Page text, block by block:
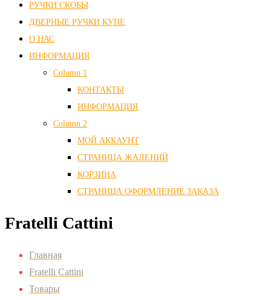
РУЧКИ СКОБЫ
ДВЕРНЫЕ РУЧКИ КУПЕ
О НАС
ИНФОРМАЦИЯ
Column 1
КОНТАКТЫ
ИНФОРМАЦИЯ
Column 2
МОЙ АККАУНТ
СТРАНИЦА ЖАЛЕНИЙ
КОРЗИНА
СТРАНИЦА ОФОРМЛЕНИЕ ЗАКАЗА
Fratelli Cattini
Главная
Fratelli Cattini
Товары